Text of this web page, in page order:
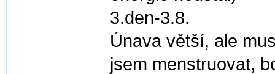
3.den-3.8.
Únava větší, ale
jsem menstruovat,